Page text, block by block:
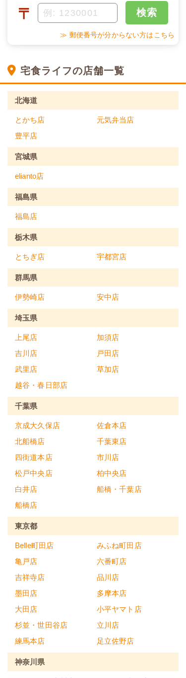
〒 検索
≫ 郵便番号が分からない方はこちら
宅食ライフの店舗一覧
北海道
とかち店
元気弁当店
豊平店
宮城県
elianto店
福島県
福島店
栃木県
とちぎ店 宇都宮店
群馬県
伊勢崎店 安中店
埼玉県
上尾店
加須店
吉川店
戸田店
武里店
草加店
越谷・春日部店
千葉県
京成大久保店
佐倉本店
北船橋店
千葉東店
四街道本店
市川店
松戸中央店
柏中央店
白井店
船橋・千葉店
船橋店
東京都
Belle町田店
みふね町田店
亀戸店
六番町店
吉祥寺店
品川店
墨田店
多摩本店
大田店
小平ヤマト店
杉並・世田谷店
立川店
練馬本店
足立佐野店
神奈川県